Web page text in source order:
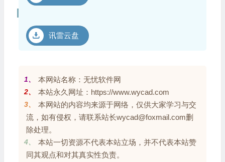
讯雷云盘
1、 本网站名称：无忧软件网
2、 本站永久网址：https://www.wycad.com
3、
本网站的内容均来源于网络，仅供大家学习与交
流，如有侵权，请联系站长wycad@foxmail.com删
除处理。
4、
本站一切资源不代表本站立场，并不代表本站赞
同其观点和对其真实性负责。